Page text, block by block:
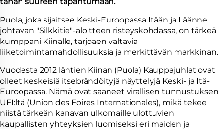
Puola, joka sijaitsee Keski-Euroopassa Itään ja Läänne
johtavan "Silkkitie"-aloitteen risteyskohdassa, on tärkeä
kumppani Kiinalle, tarjoaen valtavia
liiketoimintamahdollisuuksia ja merkittävän markkinan.
Vuodesta 2012 lähtien Kiinan (Puola) Kauppajuhlat ovat
olleet keskeisiä itsebrändöityjä näyttelyjä Keski- ja Itä-
Euroopassa. Nämä ovat saaneet virallisen tunnustuksen
UFI:ltä (Union des Foires Internationales), mikä tekee
niistä tärkeän kanavan ulkomaille ulottuvien
kaupallisten yhteyksien luomiseksi eri maiden ja